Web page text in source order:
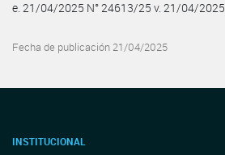
e. 21/04/2025 N° 24613/25 v. 21/04/2025
Fecha de publicación 21/04/2025
INSTITUCIONAL